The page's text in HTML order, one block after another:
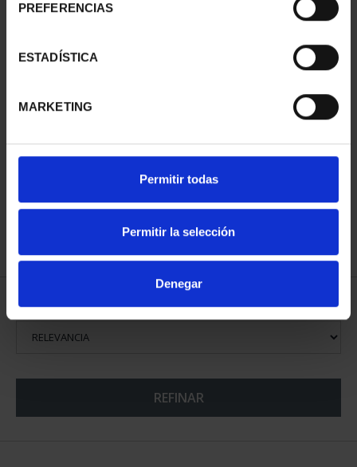
PREFERENCIAS
ESTADÍSTICA
MARKETING
Permitir todas
Permitir la selección
Denegar
MARÍA DE MAEZTU
(2023) 8 REALES
ORDENAR POR:
REFINAR